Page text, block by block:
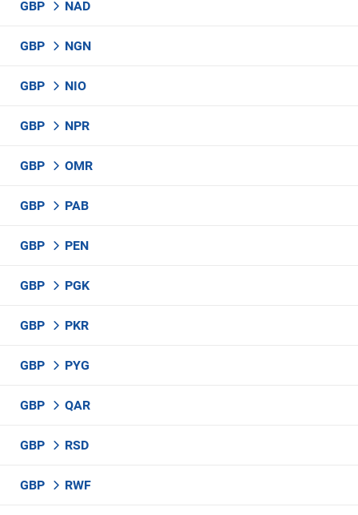
GBP NAD
GBP NGN
GBP NIO
GBP NPR
GBP OMR
GBP PAB
GBP PEN
GBP PGK
GBP PKR
GBP PYG
GBP QAR
GBP RSD
GBP RWF